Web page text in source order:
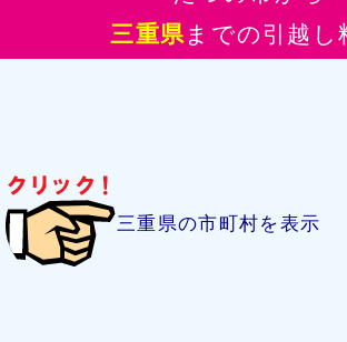
三重県までの引越し
三重県の市町村を表示